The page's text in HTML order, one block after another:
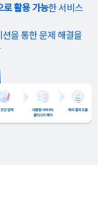
로 활용 가능한 서비스
을 통한 문제 해결을